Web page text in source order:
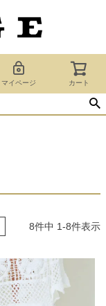
マイページ カート
8件中 1-8件表示